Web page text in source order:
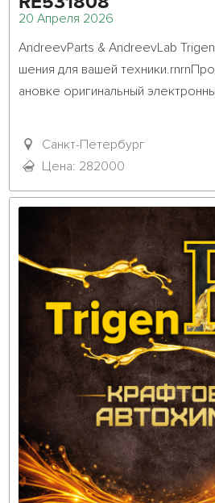
20 Апреля 2026
AndreevParts & AndreevLab
шения для вашей
ановке оригинальный
Санкт-Петербург
Цена: 282000